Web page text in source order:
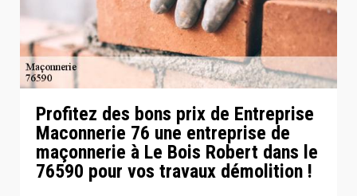
Profitez des bons prix de Entreprise
Maconnerie 76 une entreprise de
maçonnerie à Le Bois Robert dans le
76590 pour vos travaux démolition !